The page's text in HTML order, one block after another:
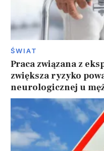
ŚWIAT
Praca związana z
zwiększa ryzyko
neurologicznej u